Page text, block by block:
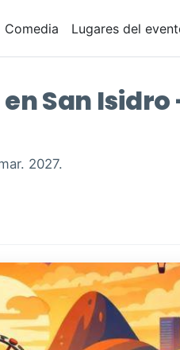
Comedia Lugares del
San Isidro -
2027.